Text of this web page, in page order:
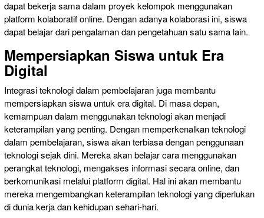
dapat bekerja sama dalam proyek kelompok menggunakan
platform kolaboratif online. Dengan adanya kolaborasi ini, siswa
dapat belajar dari pengalaman dan pengetahuan satu sama lain.
Mempersiapkan Siswa untuk Era
Digital
Integrasi teknologi dalam pembelajaran juga membantu
mempersiapkan siswa untuk era digital. Di masa depan,
kemampuan dalam menggunakan teknologi akan menjadi
keterampilan yang penting. Dengan memperkenalkan teknologi
dalam pembelajaran, siswa akan terbiasa dengan penggunaan
teknologi sejak dini. Mereka akan belajar cara menggunakan
perangkat teknologi, mengakses informasi secara online, dan
berkomunikasi melalui platform digital. Hal ini akan membantu
mereka mengembangkan keterampilan teknologi yang diperlukan
di dunia kerja dan kehidupan sehari-hari.